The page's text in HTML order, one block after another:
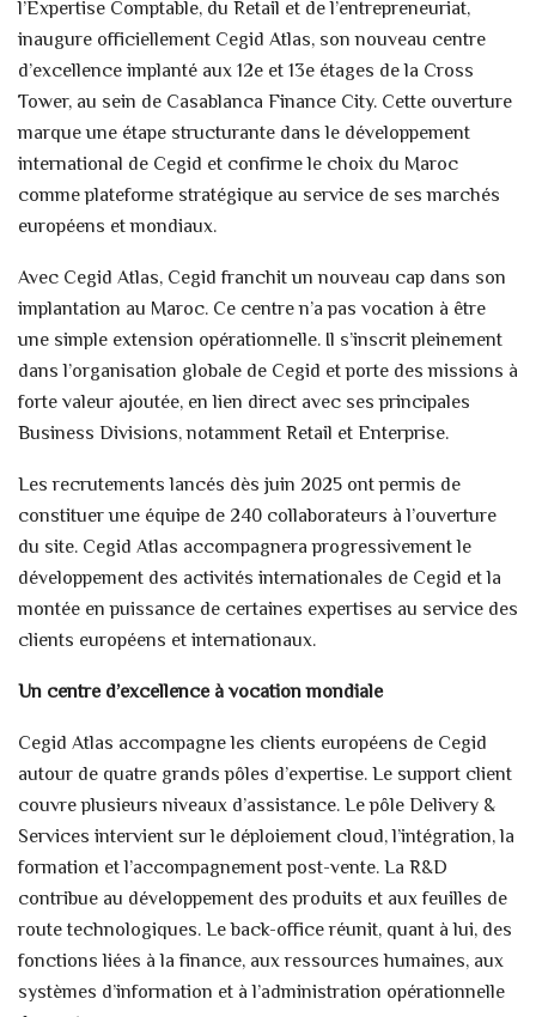
l’Expertise Comptable, du Retail et de l’entrepreneuriat,
inaugure officiellement Cegid Atlas, son nouveau centre
d’excellence implanté aux 12e et 13e étages de la Cross
Tower, au sein de Casablanca Finance City. Cette ouverture
marque une étape structurante dans le développement
international de Cegid et confirme le choix du Maroc
comme plateforme stratégique au service de ses marchés
européens et mondiaux.
Avec Cegid Atlas, Cegid franchit un nouveau cap dans son
implantation au Maroc. Ce centre n’a pas vocation à être
une simple extension opérationnelle. Il s’inscrit pleinement
dans l’organisation globale de Cegid et porte des missions à
forte valeur ajoutée, en lien direct avec ses principales
Business Divisions, notamment Retail et Enterprise.
Les recrutements lancés dès juin 2025 ont permis de
constituer une équipe de 240 collaborateurs à l’ouverture
du site. Cegid Atlas accompagnera progressivement le
développement des activités internationales de Cegid et la
montée en puissance de certaines expertises au service des
clients européens et internationaux.
Un centre d’excellence à vocation mondiale
Cegid Atlas accompagne les clients européens de Cegid
autour de quatre grands pôles d’expertise. Le support client
couvre plusieurs niveaux d’assistance. Le pôle Delivery &
Services intervient sur le déploiement cloud, l’intégration, la
formation et l’accompagnement post-vente. La R&D
contribue au développement des produits et aux feuilles de
route technologiques. Le back-office réunit, quant à lui, des
fonctions liées à la finance, aux ressources humaines, aux
systèmes d’information et à l’administration opérationnelle